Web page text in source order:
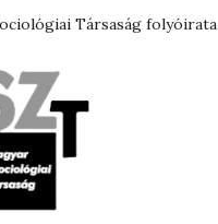
Társaság folyóirata